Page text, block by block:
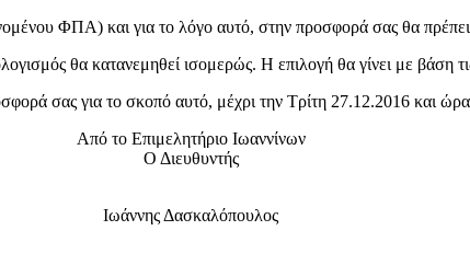
ΦΠΑ) και για το λόγο αυτό, στην προσφορά σας θα πρέπει
θα κατανεμηθεί ισομερώς. Η επιλογή θα γίνει με βάση
σας για το σκοπό αυτό, μέχρι την Τρίτη 27.12.2016 και
Από το Επιμελητήριο Ιωαννίνων
Ο Διευθυντής
Ιωάννης Δασκαλόπουλος